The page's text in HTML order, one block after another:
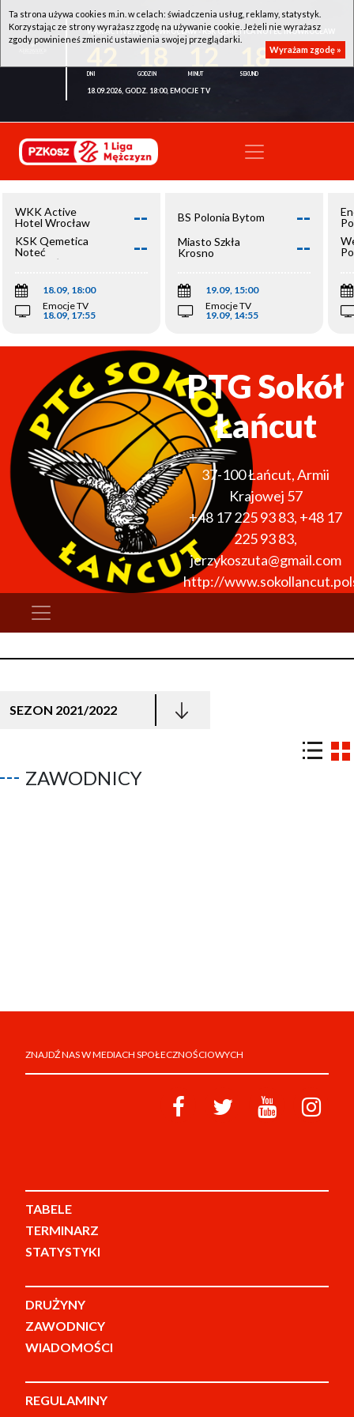
WKK ACTIVE HOTEL WROCŁAW - KSK QEMETICA NOTEĆ INOWROCŁAW
18
18.09.2026, GODZ. 18:00, EMOCJE TV
WKK Active
Hotel Wrocław
--
KSK Qemetica
Noteć
Inowrocław
--
18.09, 18:00
Emocje TV
18.09, 17:55
BS Polonia Bytom --
Miasto Szkła
Krosno
--
19.09, 15:00
Emocje TV
19.09, 14:55
PTG Sokół
Łańcut
37-100Łańcut,Armii
Krajowej 57
+48 17 225 93 83, +48 17
225 93 83,
jerzykoszuta@gmail.com
http://
SEZON 2021/2022
ZAWODNICY
ZNAJDŹ NAS W MEDIACH SPOŁECZNOŚCIOWYCH
TABELE
TERMINARZ
STATYSTYKI
DRUŻYNY
ZAWODNICY
WIADOMOŚCI
REGULAMINY
Ta strona używa cookies m.in. w celach: świadczenia usług, reklamy, statystyk.
Korzystając ze strony wyrażasz zgodę na używanie cookie. Jeżeli nie wyrażasz
zgody powinieneś zmienić ustawienia swojej przeglądarki.
Wyrażam zgodę »